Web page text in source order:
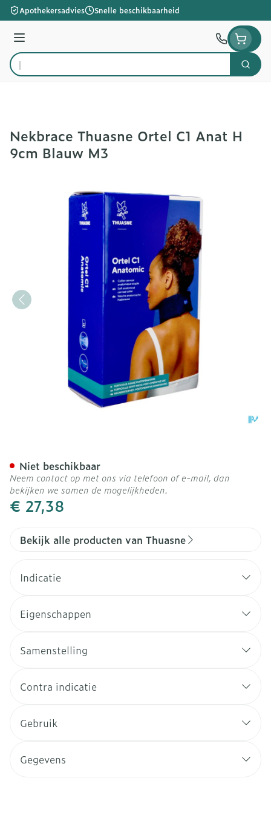
Ga naar de inhoud
Apothekersadvies Snelle beschikbaarheid
Menu
Product, merk, categorie...
Zoek
Nekbrace Thuasne Ortel C1 Anat H
9cm Blauw M3
€ 27,38
Niet beschikbaar
Neem contact op met ons via telefoon of e-mail, dan
bekijken we samen de mogelijkheden.
Bekijk alle producten van Thuasne
Indicatie
Eigenschappen
Samenstelling
Contra indicatie
Gebruik
Gegevens